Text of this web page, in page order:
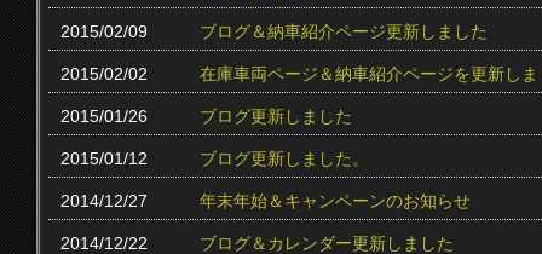
2015/02/09 ブログ＆納車紹介ページ更新しました
2015/02/02 在庫車両ページ＆納車紹介ページを更新し
2015/01/26 ブログ更新しました
2015/01/12 ブログ更新しました。
2014/12/27 年末年始＆キャンペーンのお知らせ
2014/12/22 ブログ＆カレンダー更新しました